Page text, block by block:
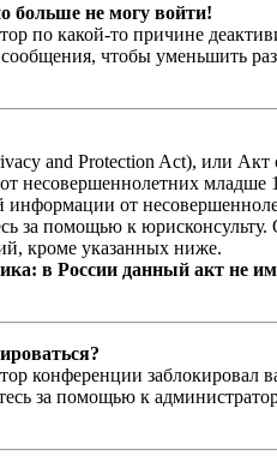
больше не могу войти!
по какой-то причине
чтобы уменьшить
and Protection Act), или
несовершеннолетних младше
информации от
за помощью к
кроме указанных ниже.
в России данный акт не
конференции заблокировал
за помощью к